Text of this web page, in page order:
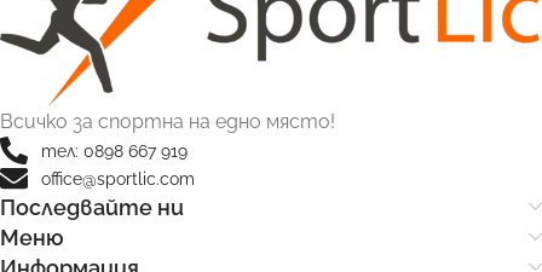
Всичко за спортна на едно място!
тел: 0898 667 919
office@sportlic.com
Последвайте ни
Меню